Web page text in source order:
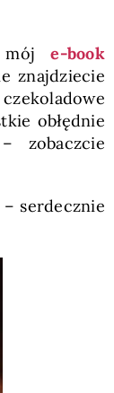
e-book
znajdziecie
obłędnie
zobaczcie
serdecznie